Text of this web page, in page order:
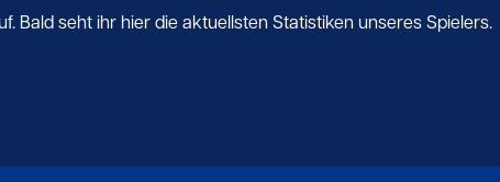
Bald seht ihr hier die aktuellsten Statistiken unseres Spielers.